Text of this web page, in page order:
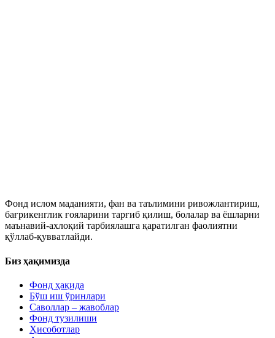
Фонд ислом маданияти, фан ва таълимини ривожлантириш,
бағрикенглик ғояларини тарғиб қилиш, болалар ва ёшларни
маънавий-ахлоқий тарбиялашга қаратилган фаолиятни
қўллаб-қувватлайди.
Биз ҳақимизда
Фонд ҳақида
Бўш иш ўринлари
Саволлар – жавоблар
Фонд тузилиши
Ҳисоботлар